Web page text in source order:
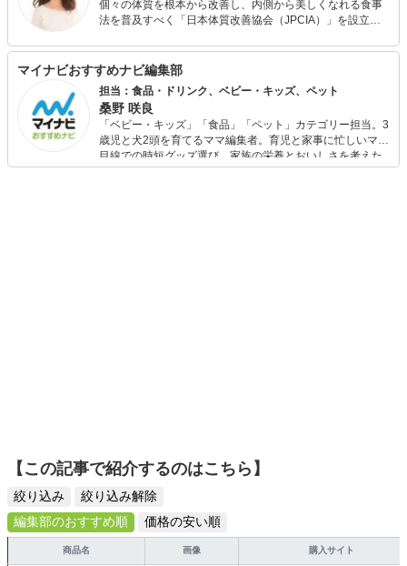
個々の体質を根本から改善し、内側から美しくなれる食事
法を普及すべく「日本体質改善協会（JPCIA）」を設立。
サロンと提携し、体質改善を目的とする食事指導を行う。
また、各種メディアにて食にまつわる美容・健康情報や今
日から取り入れられる簡単ダイエット・体質改善メソッド
を発信している。 フードアナリスト協会主催・食の親善大
使「第4回食のなでしこ」グランプリ受賞。
マイナビおすすめナビ編集部
担当：食品・ドリンク、ベビー・キッズ、ペット
桑野 咲良
「ベビー・キッズ」「食品」「ペット」カテゴリー担当。3
歳児と犬2頭を育てるママ編集者。育児と家事に忙しいママ
目線での時短グッズ選び、家族の栄養とおいしさを考えた
食品選び、束の間のリラックスタイムを楽しむためのスイ
【この記事で紹介するのはこちら】
絞り込み
絞り込み解除
編集部のおすすめ順
価格の安い順
商品名 画像 購入サイト